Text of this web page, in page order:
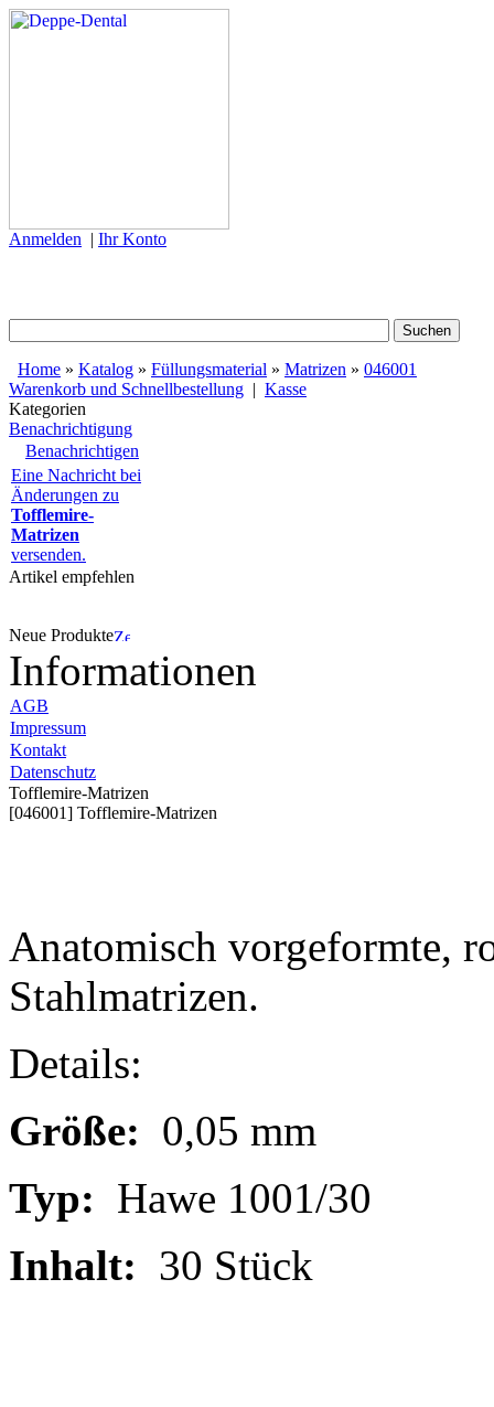
Anmelden | Ihr Konto
Home » Katalog » Füllungsmaterial » Matrizen » 046001
Warenkorb und Schnellbestellung | Kasse
Kategorien
Benachrichtigung
Benachrichtigen
Eine Nachricht bei
Änderungen zu
Tofflemire-
Matrizen
versenden.
Artikel empfehlen
Neue Produkte
Informationen
AGB
Impressum
Kontakt
Datenschutz
Tofflemire-Matrizen
[046001] Tofflemire-Matrizen
Anatomisch vorgeformte,
Stahlmatrizen.
Details:
Größe: 0,05 mm
Typ: Hawe 1001/30
Inhalt: 30 Stück